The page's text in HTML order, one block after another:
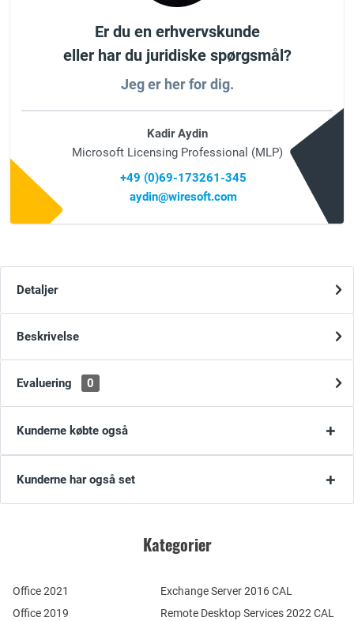
Er du en erhvervskunde
eller har du juridiske spørgsmål?
Jeg er her for dig.
Kadir Aydin
Microsoft Licensing Professional (MLP)
+49 (0)69-173261-345
aydin@wiresoft.com
Detaljer
Beskrivelse
Evaluering 0
Kunderne købte også
Kunderne har også set
Kategorier
Office 2021
Office 2019
Remote Desktop Services 2022 CAL
Exchange Server 2016 CAL